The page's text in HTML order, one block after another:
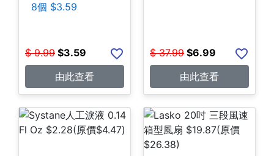
8個 $3.59
$ 9.99 $3.59
由此查看
$ 37.99 $6.99
由此查看